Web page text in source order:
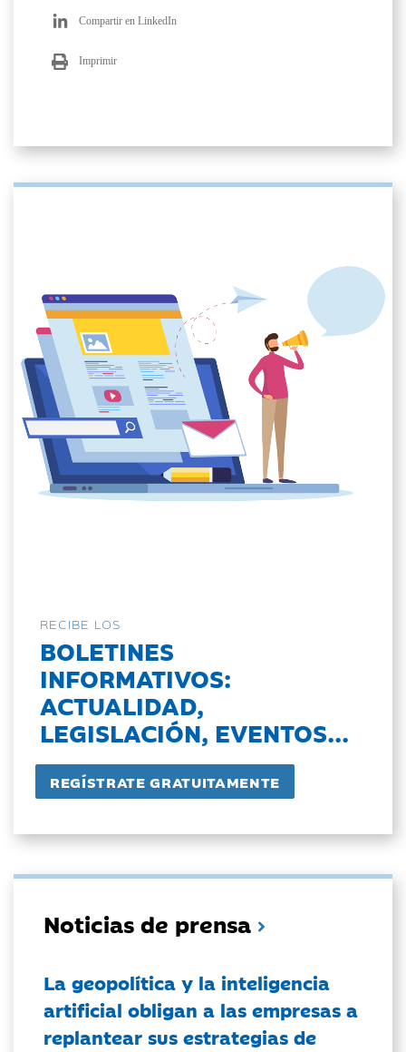
Compartir en LinkedIn
Imprimir
RECIBE LOS
BOLETINES
INFORMATIVOS:
ACTUALIDAD,
LEGISLACIÓN, EVENTOS...
Noticias de prensa
La geopolítica y la inteligencia
artificial obligan a las empresas a
replantear sus estrategias de